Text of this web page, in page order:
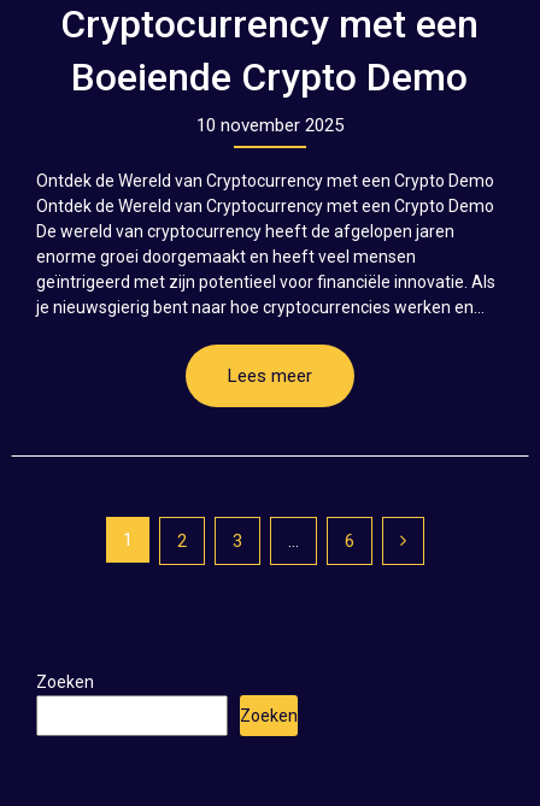
Cryptocurrency met een
Boeiende Crypto Demo
10 november 2025
Ontdek de Wereld van Cryptocurrency met een Crypto Demo
Ontdek de Wereld van Cryptocurrency met een Crypto Demo
De wereld van cryptocurrency heeft de afgelopen jaren
enorme groei doorgemaakt en heeft veel mensen
geïntrigeerd met zijn potentieel voor financiële innovatie. Als
je nieuwsgierig bent naar hoe cryptocurrencies werken en...
Lees meer
1 2 3 … 6
Zoeken
Zoeken